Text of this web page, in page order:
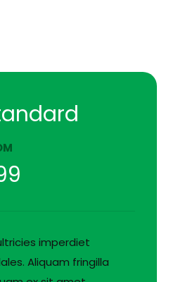
imperdiet
Aliquam fringilla